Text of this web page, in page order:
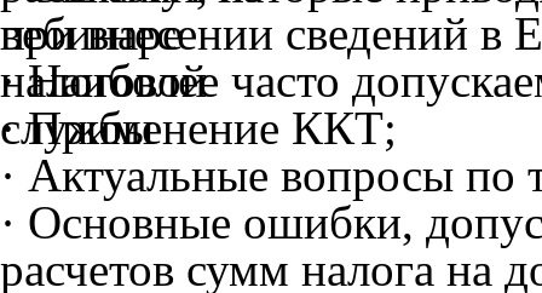
при внесении сведений
· Наиболее часто
· Применение ККТ;
· Актуальные вопросы по
· Основные ошибки,
расчетов сумм налога на